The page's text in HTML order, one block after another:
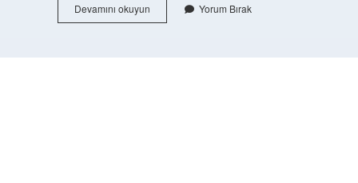
Devamını okuyunTaassup
Ne
Yorum Bırak